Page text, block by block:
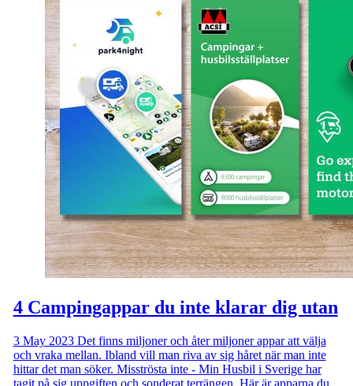
4 Campingappar du inte klarar dig utan
3 May 2023Det finns miljoner och åter miljoner appar att välja
och vraka mellan. Ibland vill man riva av sig håret när man inte
hittar det man söker. Misströsta inte - Min Husbil i Sverige har
tagit på sig uppgiften och sonderat terrängen. Här är apparna du